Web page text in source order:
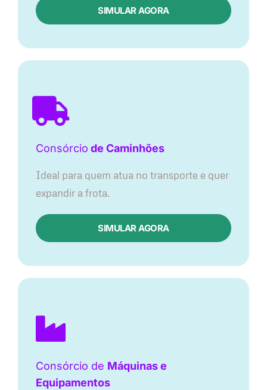
SIMULAR AGORA
Consórcio de Caminhões
Ideal para quem atua no transporte e quer
expandir a frota.
SIMULAR AGORA
Consórcio de Máquinas e
Equipamentos